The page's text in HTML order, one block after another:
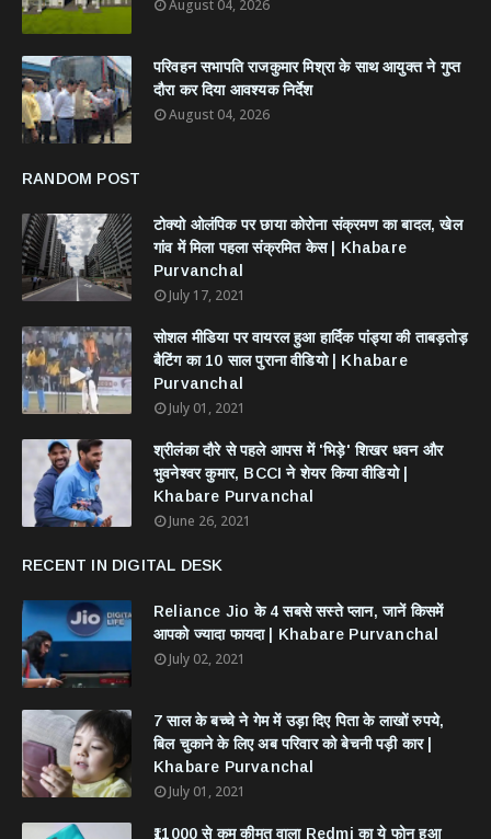
August 04, 2026
परिवहन सभापति राजकुमार मिश्रा के साथ आयुक्त ने गुप्त
दौरा कर दिया आवश्यक निर्देश
August 04, 2026
RANDOM POST
टोक्यो ओलंपिक पर छाया कोरोना संक्रमण का बादल, खेल
गांव में मिला पहला संक्रमित केस | Khabare
Purvanchal
July 17, 2021
सोशल मीडिया पर वायरल हुआ हार्दिक पांड्या की ताबड़तोड़
बैटिंग का 10 साल पुराना वीडियो | Khabare
Purvanchal
July 01, 2021
श्रीलंका दौरे से पहले आपस में 'भिड़े' शिखर धवन और
भुवनेश्वर कुमार, BCCI ने शेयर किया वीडियो |
Khabare Purvanchal
June 26, 2021
RECENT IN DIGITAL DESK
Reliance Jio के 4 सबसे सस्ते प्लान, जानें किसमें
आपको ज्यादा फायदा | Khabare Purvanchal
July 02, 2021
7 साल के बच्चे ने गेम में उड़ा दिए पिता के लाखों रुपये,
बिल चुकाने के लिए अब परिवार को बेचनी पड़ी कार |
Khabare Purvanchal
July 01, 2021
₹11000 से कम कीमत वाला Redmi का ये फोन हुआ